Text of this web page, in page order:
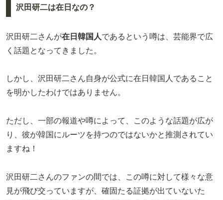
沢田研二は在日なの？
沢田研二さんが在日韓国人であるという噂は、芸能界で広
く話題となってきました。
しかし、沢田研二さん自身が公式に在日韓国人であること
を明かしたわけではありません。
ただし、一部の報道や噂によって、このような話題が広が
り、彼が韓国にルーツを持つのではないかと推測されてい
ますね！
沢田研二さんのファンの間では、この噂に対して様々な意
見が飛び交っていますが、確固たる証拠が出ていないた